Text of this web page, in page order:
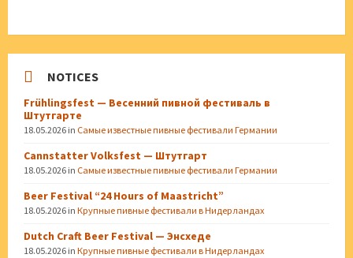
NOTICES
Frühlingsfest — Весенний пивной фестиваль в
Штутгарте
18.05.2026 in Самые известные пивные фестивали Германии
Cannstatter Volksfest — Штутгарт
18.05.2026 in Самые известные пивные фестивали Германии
Beer Festival “24 Hours of Maastricht”
18.05.2026 in Крупные пивные фестивали в Нидерландах
Dutch Craft Beer Festival — Энсхеде
18.05.2026 in Крупные пивные фестивали в Нидерландах